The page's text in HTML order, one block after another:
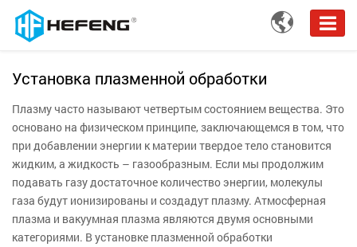

Установка плазменной обработки
Плазму часто называют четвертым состоянием вещества. Это
основано на физическом принципе, заключающемся в том, что
при добавлении энергии к материи твердое тело становится
жидким, а жидкость – газообразным. Если мы продолжим
подавать газу достаточное количество энергии, молекулы
газа будут ионизированы и создадут плазму. Атмосферная
плазма и вакуумная плазма являются двумя основными
категориями. В установке плазменной обработки